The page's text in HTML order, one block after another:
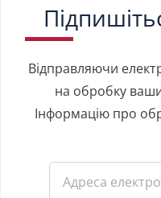
Відправляючи
на обробку
Інформацію про